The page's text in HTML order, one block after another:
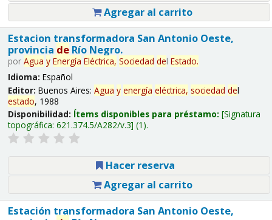
Agregar al carrito
Estacion transformadora San Antonio Oeste,
provincia deRío Negro.
por Agua y Energía Eléctrica, Sociedad del Estado.
Idioma: Español
Editor: Buenos Aires: Agua y energía eléctrica, sociedad del
estado, 1988
Disponibilidad: Ítems disponibles para préstamo: Signatura
topográfica: 621.374.5/A282/v.3 (1).
Hacer reserva
Agregar al carrito
Estación transformadora San Antonio Oeste,